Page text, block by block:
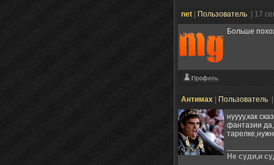
net Пользователь
| 17
Больше
Антимах Пользователь
нуууу,как
фантазии
Не суди,и